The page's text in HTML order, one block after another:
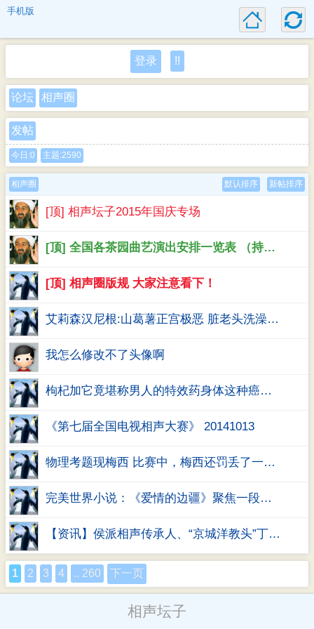
手机版
登录 !!
论坛 相声圈
发帖
今日:0 主题:2590
相声圈 新帖排序
默认排序
[顶] 相声坛子2015年国庆专场
[顶] 全国各茶园曲艺演出安排一览表 （持续更新）
[顶] 相声圈版规 大家注意看下！
艾莉森汉尼根:山葛薯正宫极恶 脏老头洗澡背着僵尸修仙 刺猬的拥抱简谱亡骑咆哮
我怎么修改不了头像啊
枸杞加它竟堪称男人的特效药身体这种癌变99%都被人忽视了
《第七届全国电视相声大赛》 20141013
物理考题现梅西 比赛中，梅西还罚丢了一粒原本可以反超比分的点球
完美世界小说：《爱情的边疆》聚焦一段跨越国籍和岁月的动人爱情故事
【资讯】侯派相声传承人、“京城洋教头”丁广泉去世
1 2 3 4 .. 260 下一页
相声坛子